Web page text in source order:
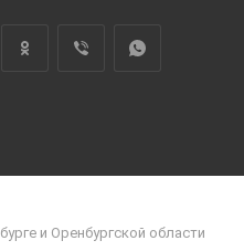
и Оренбургской области